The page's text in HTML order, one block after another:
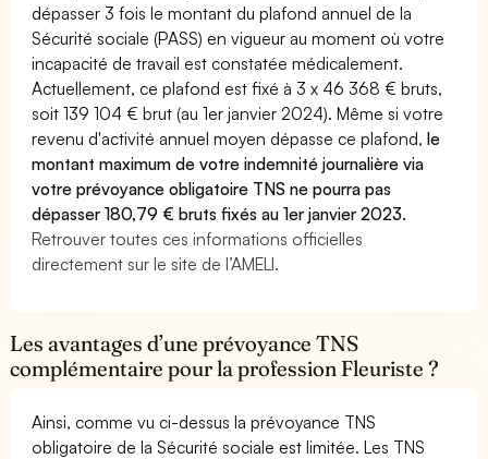
dépasser 3 fois le montant du plafond annuel de la
Sécurité sociale (PASS) en vigueur au moment où votre
incapacité de travail est constatée médicalement.
Actuellement, ce plafond est fixé à 3 x 46 368 € bruts,
soit 139 104 € brut (au 1er janvier 2024). Même si votre
revenu d'activité annuel moyen dépasse ce plafond,le
montant maximum de votre indemnité journalière via
votre prévoyance obligatoire TNS ne pourra pas
dépasser 180,79 € bruts fixés au 1er janvier 2023.
Retrouver toutes ces informations officielles
directement sur le site de l’AMELI.
Les avantages d’une prévoyance TNS
complémentaire pour la profession Fleuriste ?
Ainsi, comme vu ci-dessus la prévoyance TNS
obligatoire de la Sécurité sociale est limitée. Les TNS